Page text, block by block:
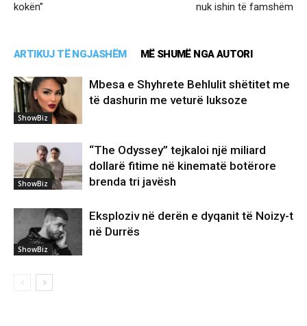
kokën”
nuk ishin të famshëm
ARTIKUJ TË NGJASHËM MË SHUMË NGA AUTORI
ShowBiz
Mbesa e Shyhrete Behlulit shëtitet me
të dashurin me veturë luksoze
ShowBiz
“The Odyssey” tejkaloi një miliard
dollarë fitime në kinematë botërore
brenda tri javësh
ShowBiz
Eksploziv në derën e dyqanit të Noizy-t
në Durrës